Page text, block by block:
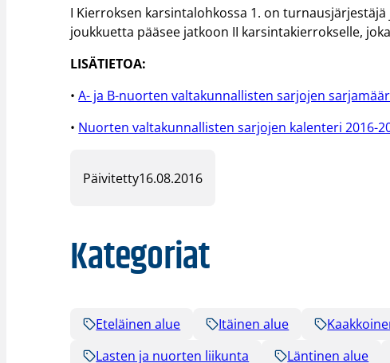
I Kierroksen karsintalohkossa 1. on
joukkuetta pääsee jatkoon II karsintakierrokselle,
LISÄTIETOA:
•A- ja B-nuorten valtakunnallisten sarjojen
• Nuorten valtakunnallisten sarjojen kalenteri 2016-
Päivitetty16.08.2016
Kategoriat
Eteläinen alue Itäinen alue
Lasten ja nuorten liikunta
Läntinen alue